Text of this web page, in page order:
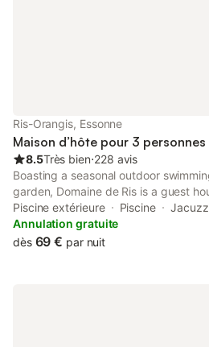
Ris-Orangis, Essonne
Maison d’hôte pour 3 personnes
8.5Très bien⋅228 avis
Boasting a seasonal outdoor
garden, Domaine de Ris is a guest
building in Ris-Orangis, 24 km from
tub is available for guests.
Piscine extérieure Piscine
Annulation gratuite
dès 69 € par nuit